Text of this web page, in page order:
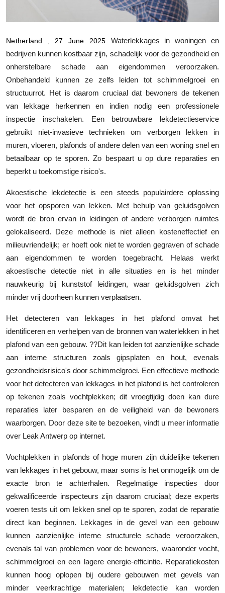
Finance
Tech
Real Estate
General
Support Number
Netherland , 27 June 2025 Waterlekkages in woningen en
bedrijven kunnen kostbaar zijn, schadelijk voor de gezondheid en
onherstelbare schade aan eigendommen veroorzaken.
Onbehandeld kunnen ze zelfs leiden tot schimmelgroei en
structuurrot. Het is daarom cruciaal dat bewoners de tekenen
van lekkage herkennen en indien nodig een professionele
inspectie inschakelen. Een betrouwbare lekdetectieservice
gebruikt niet-invasieve technieken om verborgen lekken in
muren, vloeren, plafonds of andere delen van een woning snel en
betaalbaar op te sporen. Zo bespaart u op dure reparaties en
beperkt u toekomstige risico's.
Akoestische lekdetectie is een steeds populairdere oplossing
voor het opsporen van lekken. Met behulp van geluidsgolven
wordt de bron ervan in leidingen of andere verborgen ruimtes
gelokaliseerd. Deze methode is niet alleen kosteneffectief en
milieuvriendelijk; er hoeft ook niet te worden gegraven of schade
aan eigendommen te worden toegebracht. Helaas werkt
akoestische detectie niet in alle situaties en is het minder
nauwkeurig bij kunststof leidingen, waar geluidsgolven zich
minder vrij doorheen kunnen verplaatsen.
Het detecteren van lekkages in het plafond omvat het
identificeren en verhelpen van de bronnen van waterlekken in het
plafond van een gebouw. ??Dit kan leiden tot aanzienlijke schade
aan interne structuren zoals gipsplaten en hout, evenals
gezondheidsrisico's door schimmelgroei. Een effectieve methode
voor het detecteren van lekkages in het plafond is het controleren
op tekenen zoals vochtplekken; dit vroegtijdig doen kan dure
reparaties later besparen en de veiligheid van de bewoners
waarborgen. Door deze site te bezoeken, vindt u meer informatie
over Leak Antwerp op internet.
Vochtplekken in plafonds of hoge muren zijn duidelijke tekenen
van lekkages in het gebouw, maar soms is het onmogelijk om de
exacte bron te achterhalen. Regelmatige inspecties door
gekwalificeerde inspecteurs zijn daarom cruciaal; deze experts
voeren tests uit om lekken snel op te sporen, zodat de reparatie
direct kan beginnen. Lekkages in de gevel van een gebouw
kunnen aanzienlijke interne structurele schade veroorzaken,
evenals tal van problemen voor de bewoners, waaronder vocht,
schimmelgroei en een lagere energie-efficintie. Reparatiekosten
kunnen hoog oplopen bij oudere gebouwen met gevels van
minder veerkrachtige materialen; lekdetectie kan worden